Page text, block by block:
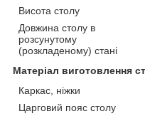
Висота столу
Довжина столу в
розсунутому
(розкладеному) стані
Матеріал виготовлення
Каркас, ніжки
Царговий пояс столу